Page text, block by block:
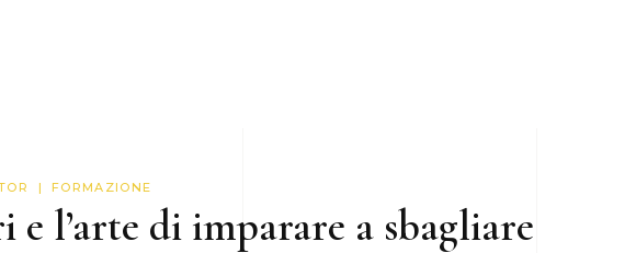
FORMAZIONE
l’arte di imparare a sbagliare